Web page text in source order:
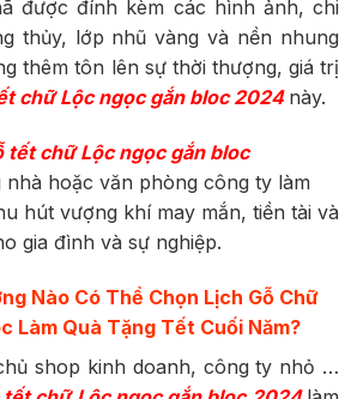
được đính kèm các hình ảnh, chi
thủy, lớp nhũ vàng và nền nhung
thêm tôn lên sự thời thượng, giá trị
chữ Lộc ngọc gắn bloc 2024 này.
tết chữ Lộc ngọc gắn bloc
hoặc văn phòng công ty làm
hút vượng khí may mắn, tiền tài và
gia đình và sự nghiệp.
Nào Có Thể Chọn Lịch Gỗ Chữ
Làm Quà Tặng Tết Cuối Năm?
shop kinh doanh, công ty nhỏ …